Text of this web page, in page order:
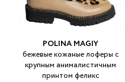
POLINA MAGIY
бежевые кожаные лоферы с
крупным анималистичным
принтом феликс